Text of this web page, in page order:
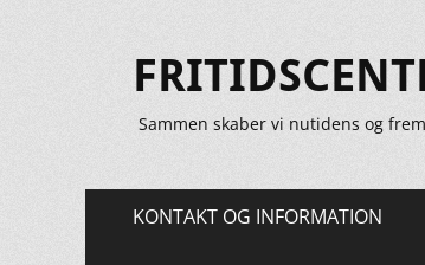
Sammen skaber vi nutidens og
Primær
KONTAKT OG INFORMATION